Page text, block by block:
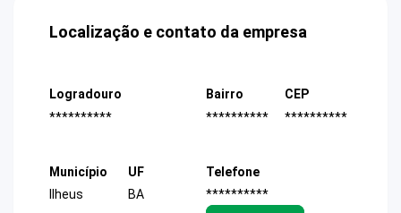
Localização e contato da empresa
Logradouro
**********
Bairro
**********
CEP
**********
Município
Ilheus
UF
BA
Telefone
**********